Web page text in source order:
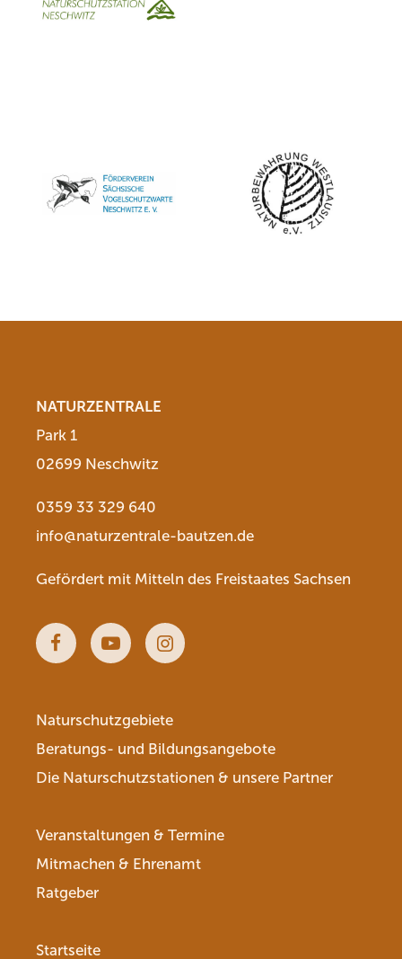
NATURZENTRALE
Park 1
02699 Neschwitz
0359 33 329 640
info@naturzentrale-bautzen.de
Gefördert mit Mitteln des Freistaates Sachsen
FacebookYoutubeInstagram
Naturschutzgebiete
Beratungs- und Bildungsangebote
Die Naturschutzstationen & unsere Partner
Veranstaltungen & Termine
Mitmachen & Ehrenamt
Ratgeber
Startseite